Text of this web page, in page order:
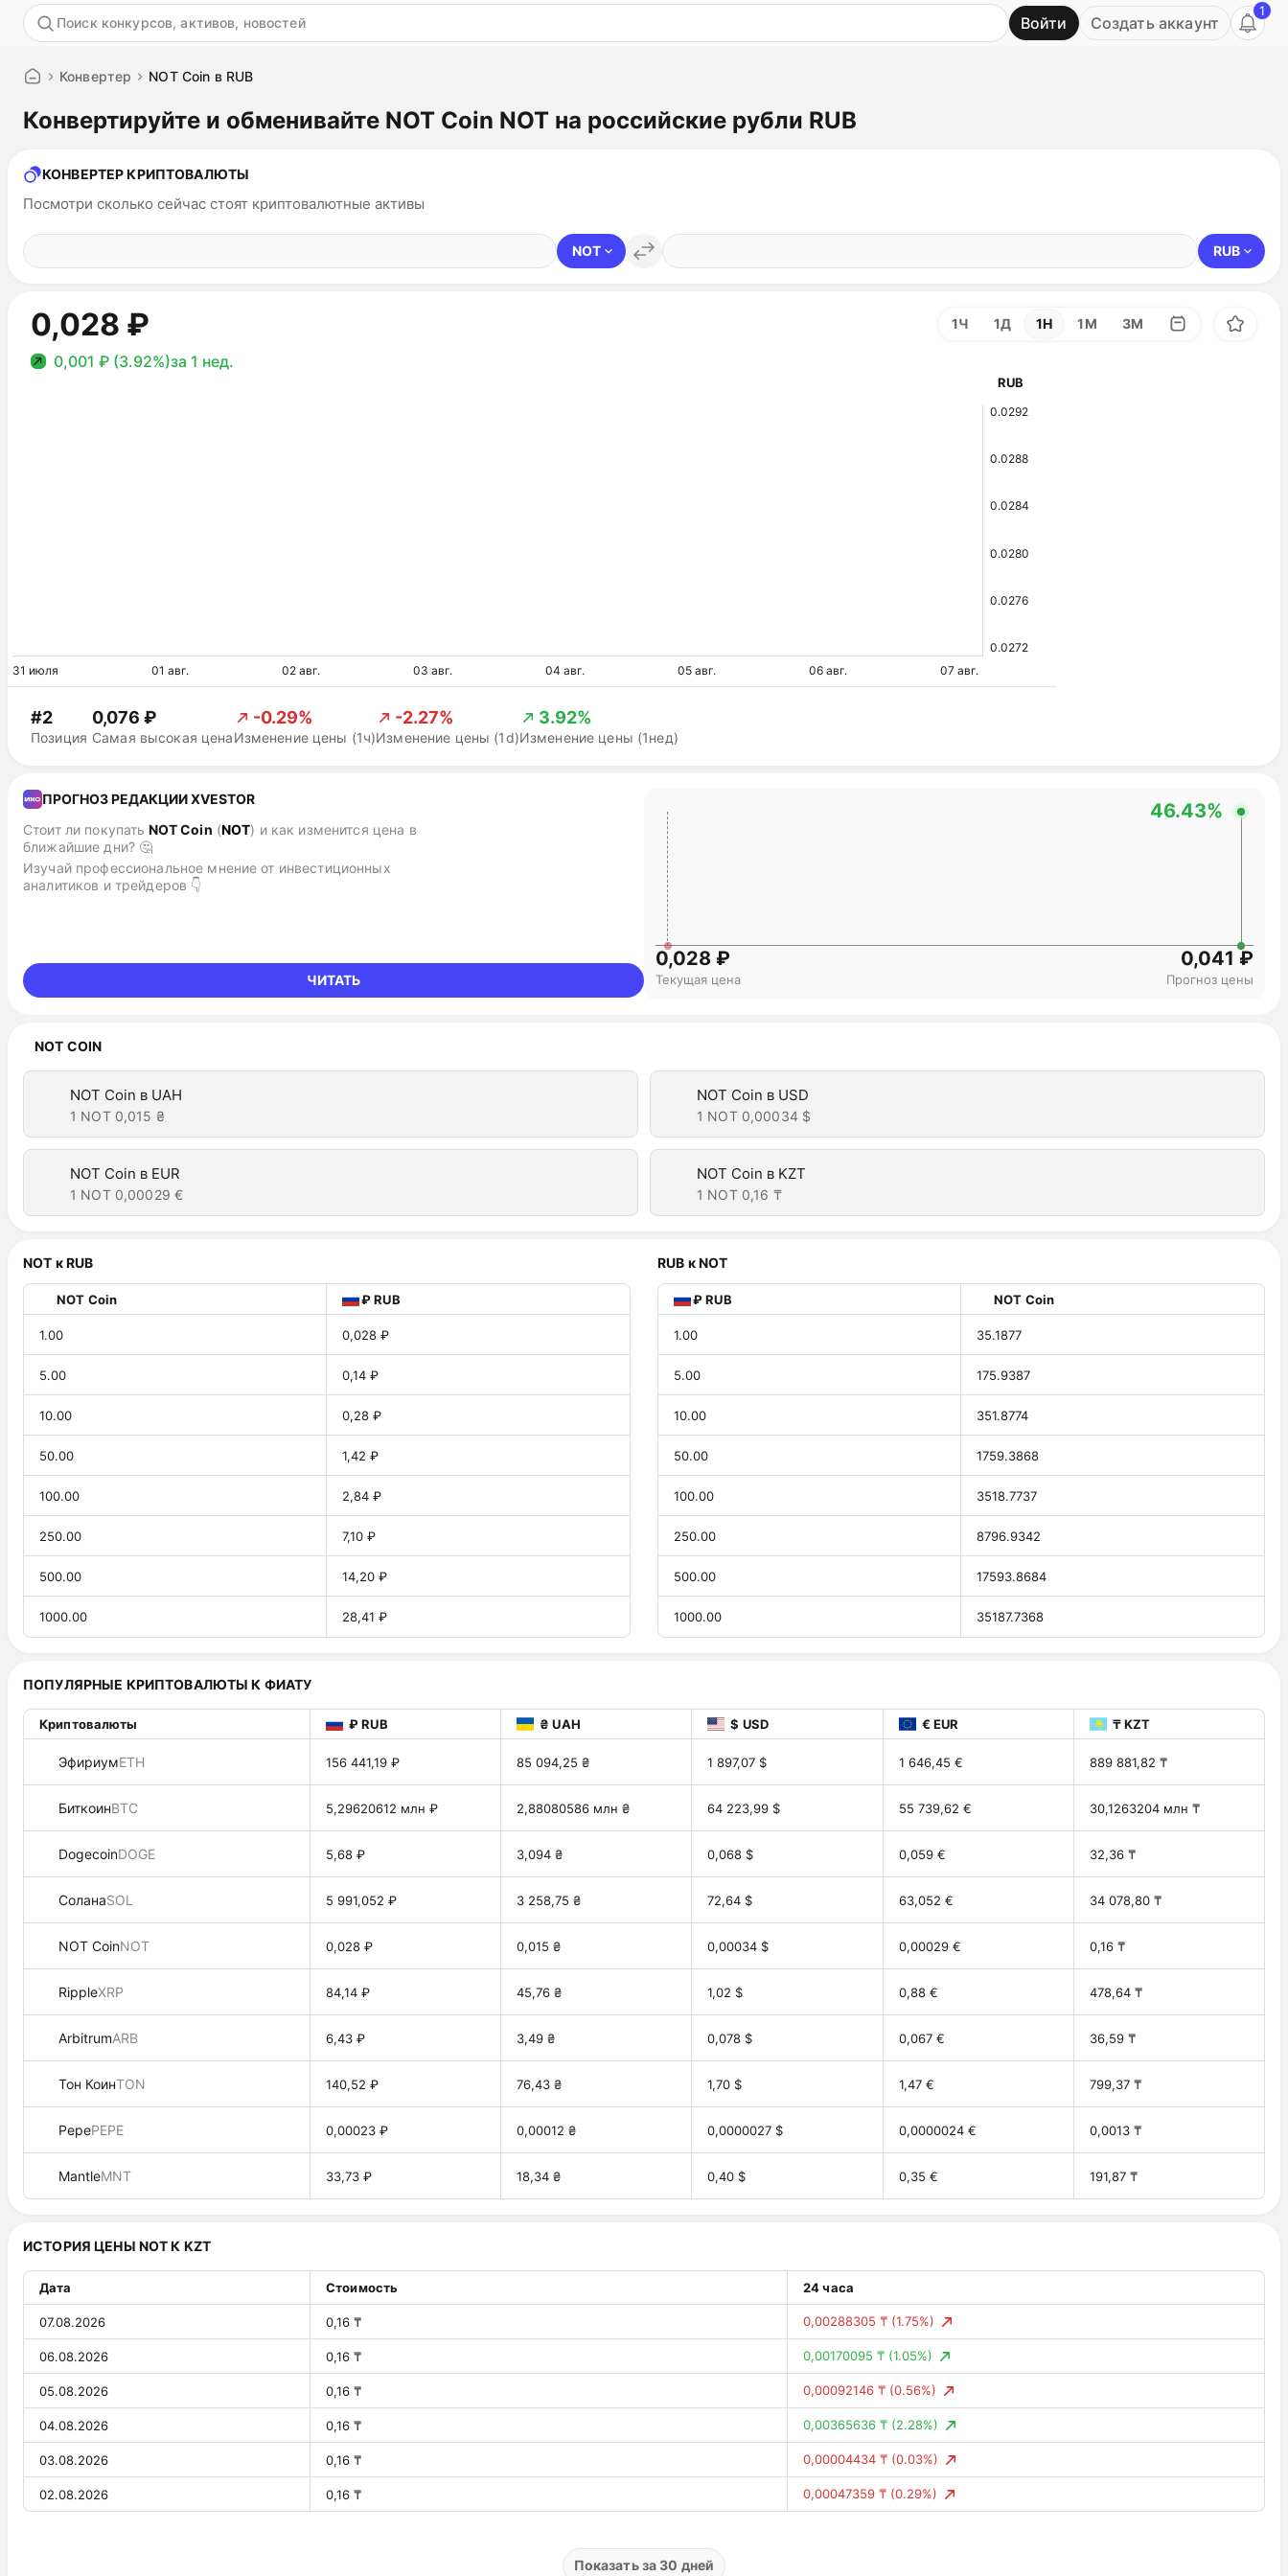
Войти Создать аккаунт
1
Конвертер NOT Coin в RUB
Конвертируйте и обменивайте NOT Coin NOT на российские рубли RUB
КОНВЕРТЕР КРИПТОВАЛЮТЫ
Посмотри сколько сейчас стоят криптовалютные активы
NOT RUB
0,028 ₽
0,001 ₽ (3.92%)за 1 нед.
1Ч 1Д 1Н 1М 3М
31 июля 01 авг. 02 авг. 03 авг. 04 авг. 05 авг. 06 авг. 07 авг.
RUB
0.0292
0.0288
0.0284
0.0280
0.0276
0.0272
Позиция
#2
Самая высокая цена
0,076 ₽
Изменение цены (1ч)
-0.29%
Изменение цены (1d)
-2.27%
Изменение цены (1нед)
3.92%
ПРОГНОЗ РЕДАКЦИИ XVESTOR
Стоит ли покупать NOT Coin (NOT) и как изменится цена в
ближайшие дни? 🤔
Изучай профессиональное мнение от инвестиционных
аналитиков и трейдеров 👇
ЧИТАТЬ
46.43%
0,028 ₽
Текущая цена
0,041 ₽
Прогноз цены
NOT COIN
NOT Coin в UAH
1 NOT 0,015 ₴
NOT Coin в USD
1 NOT 0,00034 $
NOT Coin в EUR
1 NOT 0,00029 €
NOT Coin в KZT
1 NOT 0,16 ₸
NOT к RUB
NOT Coin ₽ RUB
1.00 0,028 ₽
5.00 0,14 ₽
10.00 0,28 ₽
50.00 1,42 ₽
100.00 2,84 ₽
250.00 7,10 ₽
500.00 14,20 ₽
1000.00 28,41 ₽
RUB к NOT
₽ RUB NOT Coin
1.00 35.1877
5.00 175.9387
10.00 351.8774
50.00 1759.3868
100.00 3518.7737
250.00 8796.9342
500.00 17593.8684
1000.00 35187.7368
ПОПУЛЯРНЫЕ КРИПТОВАЛЮТЫ К ФИАТУ
Криптовалюты ₽ RUB ₴ UAH $ USD € EUR ₸ KZT
ЭфириумETH 156 441,19 ₽ 85 094,25 ₴ 1 897,07 $ 1 646,45 € 889 881,82 ₸
БиткоинBTC 5,29620612 млн ₽ 2,88080586 млн ₴ 64 223,99 $ 55 739,62 € 30,1263204 млн ₸
DogecoinDOGE 5,68 ₽ 3,094 ₴ 0,068 $ 0,059 € 32,36 ₸
СоланаSOL 5 991,052 ₽ 3 258,75 ₴ 72,64 $ 63,052 € 34 078,80 ₸
NOT CoinNOT 0,028 ₽ 0,015 ₴ 0,00034 $ 0,00029 € 0,16 ₸
RippleXRP 84,14 ₽ 45,76 ₴ 1,02 $ 0,88 € 478,64 ₸
ArbitrumARB 6,43 ₽ 3,49 ₴ 0,078 $ 0,067 € 36,59 ₸
Тон КоинTON 140,52 ₽ 76,43 ₴ 1,70 $ 1,47 € 799,37 ₸
PepePEPE 0,00023 ₽ 0,00012 ₴ 0,0000027 $ 0,0000024 € 0,0013 ₸
MantleMNT 33,73 ₽ 18,34 ₴ 0,40 $ 0,35 € 191,87 ₸
ИСТОРИЯ ЦЕНЫ NOT К KZT
Дата Стоимость 24 часа
07.08.2026 0,16 ₸ 0,00288305 ₸ (1.75%)
06.08.2026 0,16 ₸ 0,00170095 ₸ (1.05%)
05.08.2026 0,16 ₸ 0,00092146 ₸ (0.56%)
04.08.2026 0,16 ₸ 0,00365636 ₸ (2.28%)
03.08.2026 0,16 ₸ 0,00004434 ₸ (0.03%)
02.08.2026 0,16 ₸ 0,00047359 ₸ (0.29%)
Показать за 30 дней